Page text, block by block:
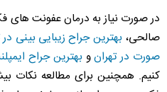
در صورت نیاز به درمان عفونت
صالحی،بهترین جراح زیبایی بینی در
صورت در تهرانوبهترین جراح
کنیم. همچنین برای مطالعه نکات